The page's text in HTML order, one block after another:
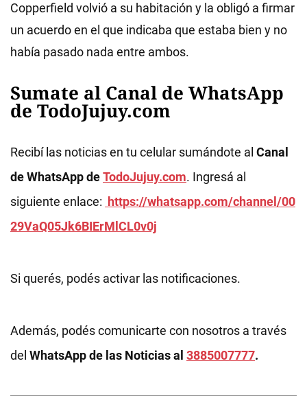
Copperfield volvió a su habitación y la obligó a firmar
un acuerdo en el que indicaba que estaba bien y no
había pasado nada entre ambos.
Sumate al Canal de WhatsApp
de TodoJujuy.com
Recibí las noticias en tu celular sumándote al Canal
de WhatsApp deTodoJujuy.com. Ingresá al
siguiente enlace: https://whatsapp.com/channel/00
29VaQ05Jk6BIErMlCL0v0j
Si querés, podés activar las notificaciones.
Además, podés comunicarte con nosotros a través
del WhatsApp de las Noticias al 3885007777.